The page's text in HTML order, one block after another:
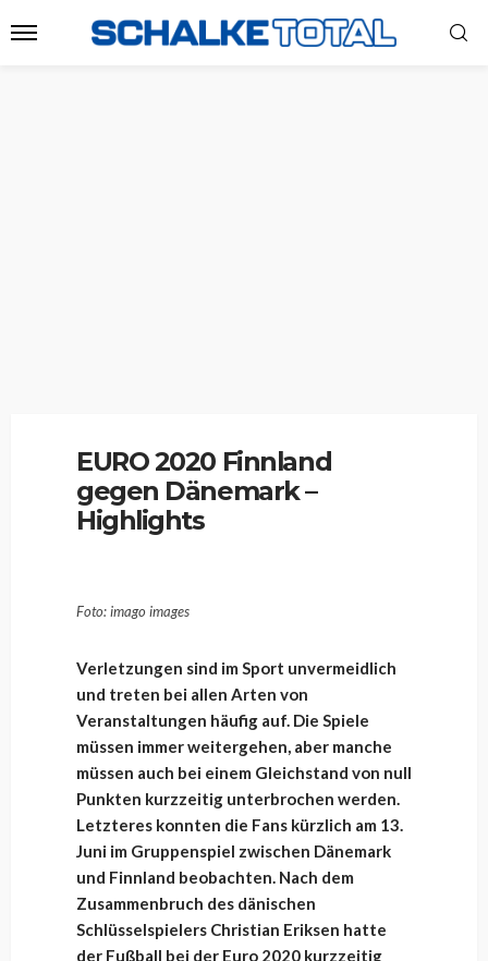
EURO 2020 Finnland
gegen Dänemark –
Highlights
Foto: imago images
Verletzungen sind im Sport unvermeidlich
und treten bei allen Arten von
Veranstaltungen häufig auf. Die Spiele
müssen immer weitergehen, aber manche
müssen auch bei einem Gleichstand von null
Punkten kurzzeitig unterbrochen werden.
Letzteres konnten die Fans kürzlich am 13.
Juni im Gruppenspiel zwischen Dänemark
und Finnland beobachten. Nach dem
Zusammenbruch des dänischen
Schlüsselspielers Christian Eriksen hatte
der Fußball bei der Euro 2020 kurzzeitig